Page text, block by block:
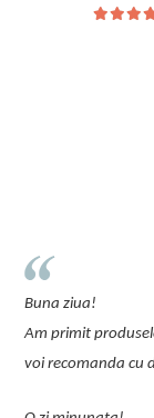
Buna ziua!
Am primit
voi recomanda cu